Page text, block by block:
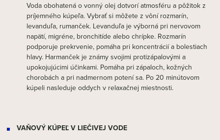
Voda obohatená o vonný olej dotvorí atmosféru a pôžitok z
príjemného kúpeľa. Vybrať si môžete z vôní rozmarín,
levanduľa, rumanček. Levanduľa je výborná pri nervovom
napätí, migréne, bronchitíde alebo chrípke. Rozmarín
podporuje prekrvenie, pomáha pri koncentrácií a bolestiach
hlavy. Harmanček je známy svojimi protizápalovými a
upokojujúcimi účinkami. Pomáha pri zápaloch, kožných
chorobách a pri nadmernom potení sa. Po 20 minútovom
kúpeli nasleduje oddych v relaxačnej miestnosti.
VAŇOVÝ KÚPEĽ V LIEČIVEJ VODE